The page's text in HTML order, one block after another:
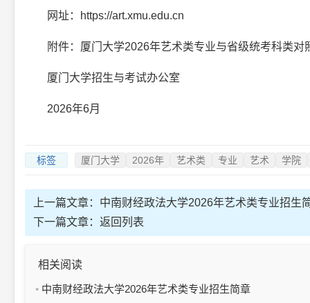
网址：https://art.xmu.edu.cn
附件：厦门大学2026年艺术类专业与省级统考科类对
厦门大学招生与考试办公室
2026年6月
标签 厦门大学 2026年 艺术类 专业 艺术 学院
上一篇文章： 中南财经政法大学2026年艺术类专业招生
下一篇文章： 返回列表
相关阅读
中南财经政法大学2026年艺术类专业招生简章